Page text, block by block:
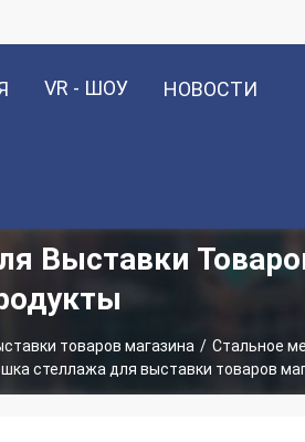
VR - ШОУ НОВОСТИ
Выставки
товаров магазина / Стальное
стеллажа для выставки товаров